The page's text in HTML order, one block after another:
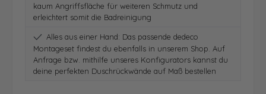
kaum Angriffsfläche für weiteren Schmutz und
erleichtert somit die Badreinigung
Alles aus einer Hand: Das passende dedeco
Montageset findest du ebenfalls in unserem Shop. Auf
Anfrage bzw. mithilfe unseres Konfigurators kannst du
deine perfekten Duschrückwände auf Maß bestellen